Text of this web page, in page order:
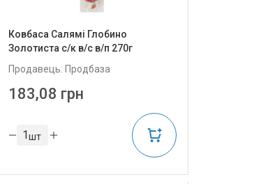
Ковбаса Салямі Глобино
Золотиста с/к в/с в/п 270г
Продавець: Продбаза
183,08 грн
шт